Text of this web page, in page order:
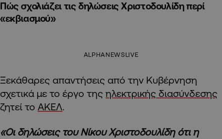
Πώς σχολιάζει τις δηλώσεις Χριστοδουλίδη περί
«εκβιασμού»
ALPHANEWSLIVE
Ξεκάθαρες απαντήσεις από την Κυβέρνηση
σχετικά με το έργο της ηλεκτρικής διασύνδεσης
ζητεί το ΑΚΕΛ.
«Οι δηλώσεις του Νίκου Χριστοδουλίδη ότι η